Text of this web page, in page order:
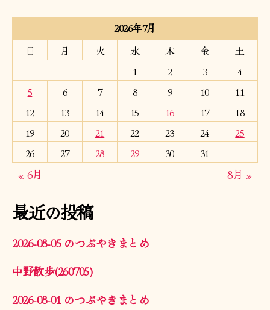
2026年7月
日
月 火 水 木 金
土
1
2 3
4
5
6 7 8 9 10
11
12
13 14 15 16 17
18
19
20 21 22 23 24
25
26
27 28 29 30 31
« 6月 8月 »
最近の投稿
2026-08-05 のつぶやきまとめ
中野散歩(260705)
2026-08-01 のつぶやきまとめ